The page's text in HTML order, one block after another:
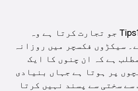
اس حجم کے لیے Tips180 جو تجارت کرتا ہے وہ
سیکڑوں فکسچر میں روزانہ
ہے کہ ان چنوں کا ایک
پر ہوتا ہے جہاں بنیادی
سختی سے پسند نہیں کرتا